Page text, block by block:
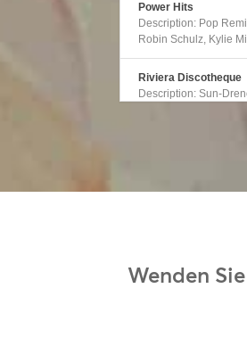
Power Hits
Description: Pop
Robin Schulz, Kylie
Riviera Discotheque
Description: Sun-
Disclosure, George
Description: Club
Wenden